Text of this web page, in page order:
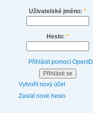
Uživatelské jméno: *
Heslo: *
Přihlásit pomocí OpenID
Vytvořit nový účet
Zaslat nové heslo